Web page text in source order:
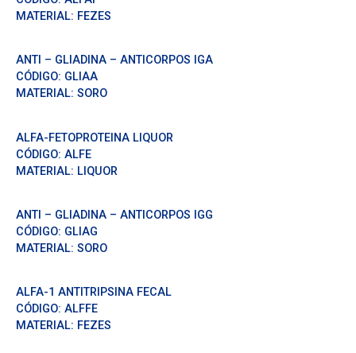
MATERIAL: FEZES
ANTI – GLIADINA – ANTICORPOS IGA
CÓDIGO: GLIAA
MATERIAL: SORO
ALFA-FETOPROTEINA LIQUOR
CÓDIGO: ALFE
MATERIAL: LIQUOR
ANTI – GLIADINA – ANTICORPOS IGG
CÓDIGO: GLIAG
MATERIAL: SORO
ALFA-1 ANTITRIPSINA FECAL
CÓDIGO: ALFFE
MATERIAL: FEZES